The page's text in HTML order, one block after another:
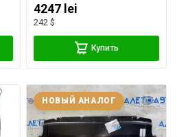
4247 lei
242 $
Купить
НОВЫЙ АНАЛОГ